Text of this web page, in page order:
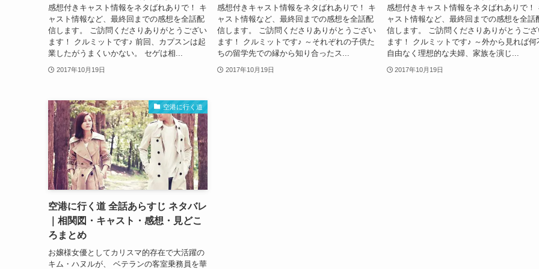
感想付きキャスト情報をネタばれありで！ キ
ャスト情報など、最終回までの感想を全話配
信します。 ご訪問くださりありがとうござい
ます！ クルミットです♪ 前回、カプスンは起
業したがうまくいかない。 セゲは相...
2017年10月19日
感想付きキャスト情報をネタばれありで！ キ
ャスト情報など、最終回までの感想を全話配
信します。 ご訪問くださりありがとうござい
ます！ クルミットです♪ ～それぞれの子供た
ちの留学先での縁から知り合ったス...
2017年10月19日
感想付きキャスト情報をネタばれありで！
ャスト情報など、最終回までの感想を全話
信します。 ご訪問くださりありがとうござ
ます！ クルミットです♪ ～外から見れば何
自由なく理想的な夫婦、家族を演じ...
2017年10月19日
空港に行く道
空港に行く道 全話あらすじ ネタバレ
｜相関図・キャスト・感想・見どこ
ろまとめ
お嬢様女優としてカリスマ的存在で大活躍の
キム・ハヌルが、 ベテランの客室乗務員を華